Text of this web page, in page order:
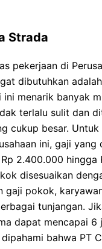
Strada
pekerjaan di
dibutuhkan
ini menarik banyak
terlalu sulit dan
cukup besar.
ini, gaji yang
2.400.000 hingga
disesuaikan
gaji pokok,
tunjangan.
dapat mencapai 6
bahwa PT